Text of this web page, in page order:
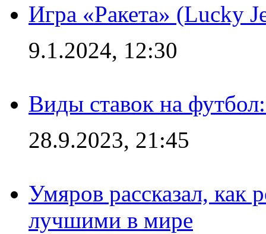
Игра «Ракета» (Lucky
9.1.2024, 12:30
Виды ставок на
28.9.2023, 21:45
Умяров рассказал, как
лучшими в мире